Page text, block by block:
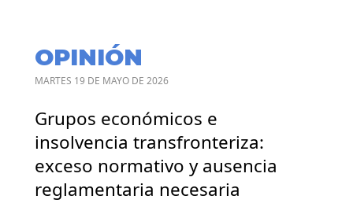
OPINIÓN
MARTES 19 DE MAYO DE 2026
Grupos económicos e
insolvencia transfronteriza:
exceso normativo y ausencia
reglamentaria necesaria